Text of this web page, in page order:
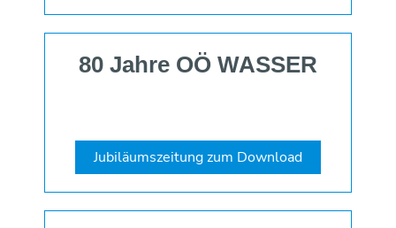
80 Jahre OÖ WASSER
Jubiläumszeitung zum Download